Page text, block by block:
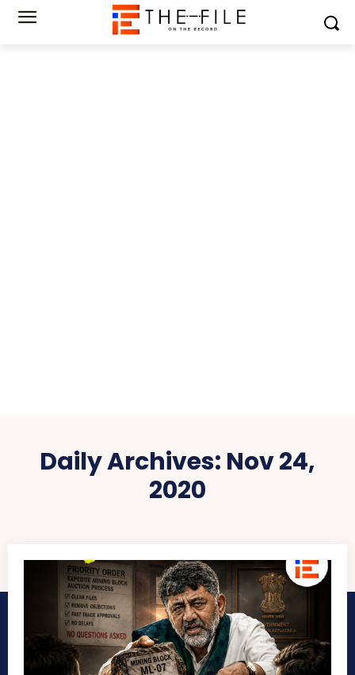
Daily Archives: Nov 24,
2020